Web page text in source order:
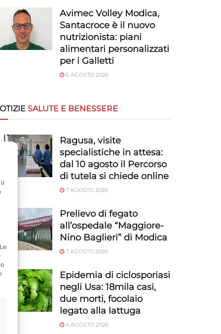
Avimec Volley Modica,
Santacroce è il nuovo
nutrizionista: piani
alimentari personalizzati
per i Galletti
6 AGOSTO 2026
SALUTE E BENESSERE
Ragusa, visite
specialistiche in attesa:
dal 10 agosto il Percorso
di tutela si chiede online
7 AGOSTO 2026
Prelievo di fegato
all’ospedale “Maggiore-
Nino Baglieri” di Modica
7 AGOSTO 2026
Epidemia di ciclosporiasi
negli Usa: 18mila casi,
due morti, focolaio
legato alla lattuga
4 AGOSTO 2026